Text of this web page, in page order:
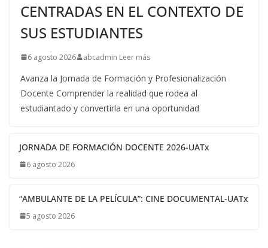
CENTRADAS EN EL CONTEXTO DE
SUS ESTUDIANTES
6 agosto 2026 abcadmin Leer más
Avanza la Jornada de Formación y Profesionalización
Docente Comprender la realidad que rodea al
estudiantado y convertirla en una oportunidad
JORNADA DE FORMACIÓN DOCENTE 2026-UATx
6 agosto 2026
“AMBULANTE DE LA PELÍCULA”: CINE DOCUMENTAL-UATx
5 agosto 2026